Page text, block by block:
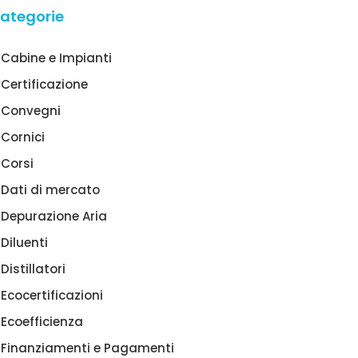
Cabine e Impianti
Certificazione
Convegni
Cornici
Corsi
Dati di mercato
Depurazione Aria
Diluenti
Distillatori
Ecocertificazioni
Ecoefficienza
Finanziamenti e Pagamenti